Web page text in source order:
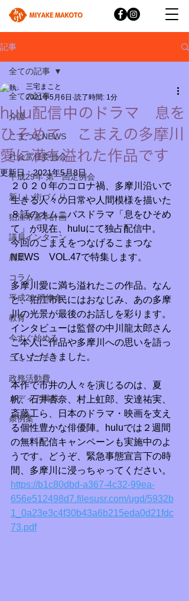
記事
全ての記事
介護
こまつなNEWS
社会常任委員会
平成29年 第一回定例会
新しい街づくり
狛江市基本計画
議員インターン
農業
コラム
平成29 研修会
教育
今すぐ始める
コミュニティ
政務活動費
メディア掲載
条例案
全ての記事
hulu配信中のドラマ 息を
ひそめて こまえの多摩川
愛に満ち溢れた作品です
三宅まこと
2021年5月6日 読了時間: 1分
更新日：2021年5月8日
２０２０年のコロナ禍、多摩川沿いで
生きる人々の日常や人間模様を描いた
８話のオムニバスドラマ「息をひそめ
て」が現在、huluにて独占配信中。
今回のこまえをつなげるこまつな
NEWS　VOL.47で特集します。
多摩川愛に満ち溢れたこの作品。なん
と、狛江市民にはおなじみ、あの多摩
川の光景が最後のお話しを彩ります。
インタビューは監督の中川龍太郎さん
ご本人に作品や多摩川への思いを語っ
ていただきました。
本作で市井の人々を演じるのは、夏
帆、石井杏奈、村上虹郎、安達祐実、
斎藤工ら、日本のドラマ・映画を支え
る個性豊かな俳優陣。huluでは２週間
の無料配信キャンペーンも実施中のよ
うです。どうぞ、緊急事態宣言下の時
間、多摩川に浸っちゃってください。
https://b1c80dbd-a367-4c32-99ea-
656e512498d7.filesusr.com/ugd/5932b
1_0a23e3c4f30b43a6b215eda0d21fdc
73.pdf